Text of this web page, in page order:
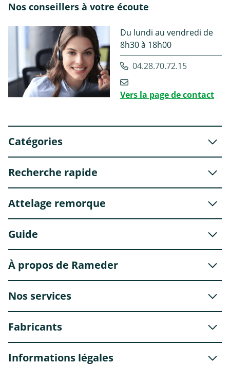
Nos conseillers à votre écoute
Du lundi au vendredi de
8h30 à 18h00
04.28.70.72.15
Vers la page de contact
Catégories
Recherche rapide
Attelage remorque
Guide
À propos de Rameder
Nos services
Fabricants
Informations légales